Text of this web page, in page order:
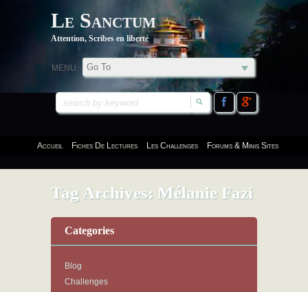
Le Sanctum
Attention, Scribes en liberté
MENU:
Accueil Fiches De Lectures Les Challenges Forums & Minis Sites
Tag Archives: Mélanie Fazi
Categories
Blog
Challenges